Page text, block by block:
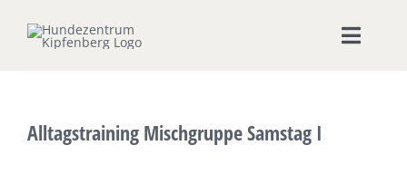
Inhalt
Toggle
Alltagstraining Mischgruppe Samstag I